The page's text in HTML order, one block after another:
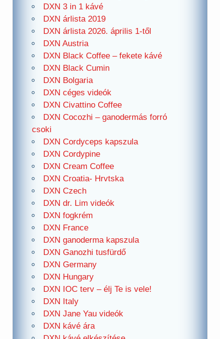
DXN 3 in 1 kávé
DXN árlista 2019
DXN árlista 2026. április 1-től
DXN Austria
DXN Black Coffee – fekete kávé
DXN Black Cumin
DXN Bolgaria
DXN céges videók
DXN Civattino Coffee
DXN Cocozhi – ganodermás forró
csoki
DXN Cordyceps kapszula
DXN Cordypine
DXN Cream Coffee
DXN Croatia- Hrvtska
DXN Czech
DXN dr. Lim videók
DXN fogkrém
DXN France
DXN ganoderma kapszula
DXN Ganozhi tusfürdő
DXN Germany
DXN Hungary
DXN IOC terv – élj Te is vele!
DXN Italy
DXN Jane Yau videók
DXN kávé ára